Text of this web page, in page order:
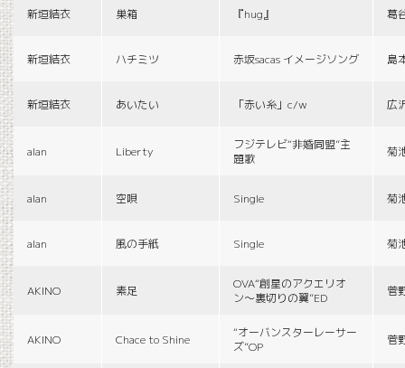
新垣結衣 巣箱 『hug』 葛
新垣結衣 ハチミツ 赤坂sacas イメージソング 島
新垣結衣 あいたい 「赤い糸」c/w 広
alan Liberty
フジテレビ“非婚同盟”主
題歌
菊
alan 空唄 Single 菊
alan 風の手紙 Single 菊
AKINO 素足
OVA“創星のアクエリオ
ン〜裏切りの翼”ED
菅
AKINO Chace to Shine
“オーバンスターレーサー
ズ”OP
菅